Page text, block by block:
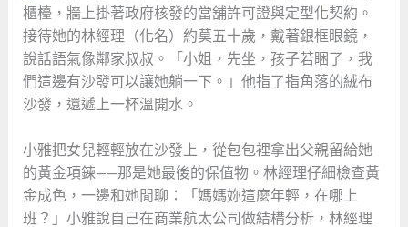
櫃檯，牆上掛著政府核發的當舖許可證與定型化契約。
接待她的林經理（化名）約莫五十歲，戴著銀框眼鏡，
說話語氣像鄰家叔叔。「小姐，先坐，孩子若睏了，我
們這邊有沙發可以讓她躺一下。」他指了指角落的絨布
沙發，還遞上一杯溫開水。
小雅把女兒輕輕放在沙發上，從包包裡拿出父親留給她
的黃金項鍊——那是她最後的保值物。林經理仔細檢查黃
金成色，一邊和她閒聊：「媽媽妳這麼年輕，在哪上
班？」小雅說自己在商業航太公司做結構分析，林經理